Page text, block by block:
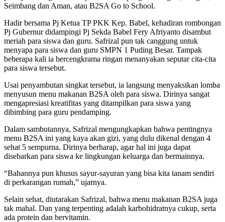
Seimbang dan Aman, atau B2SA Go to School.
Hadir bersama Pj Ketua TP PKK Kep. Babel, kehadiran rombongan
Pj Gubernur didampingi Pj Sekda Babel Fery Afriyanto disambut
meriah para siswa dan guru. Safrizal pun tak canggung untuk
menyapa para siswa dan guru SMPN 1 Puding Besar. Tampak
beberapa kali ia bercengkrama ringan menanyakan seputar cita-cita
para siswa tersebut.
Usai penyambutan singkat tersebut, ia langsung menyaksikan lomba
menyusun menu makanan B2SA oleh para siswa. Dirinya sangat
mengapresiasi kreatifitas yang ditampilkan para siswa yang
dibimbing para guru pendamping.
Dalam sambutannya, Safrizal mengungkapkan bahwa pentingnya
menu B2SA ini yang kaya akan gizi, yang dulu dikenal dengan 4
sehat 5 sempurna. Dirinya berharap, agar hal ini juga dapat
disebarkan para siswa ke lingkungan keluarga dan bermainnya.
“Bahannya pun khusus sayur-sayuran yang bisa kita tanam sendiri
di perkarangan rumah,” ujarnya.
Selain sehat, diutarakan Safrizal, bahwa menu makanan B2SA juga
tak mahal. Dan yang terpenting adalah karbohidratnya cukup, serta
ada protein dan bervitamin.